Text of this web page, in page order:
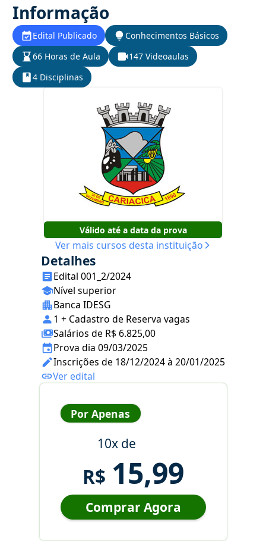
Informação
Edital Publicado
Conhecimentos Básicos
66 Horas de Aula
147 Videoaulas
4 Disciplinas
Válido até a data da prova
Ver mais cursos desta instituição
Detalhes
Edital 001_2/2024
Nível superior
Banca IDESG
1 + Cadastro de Reserva vagas
Salários de R$ 6.825,00
Prova dia 09/03/2025
Inscrições de 18/12/2024 à 20/01/2025
Ver edital
Por Apenas
10x de
R$ 15,99
Comprar Agora